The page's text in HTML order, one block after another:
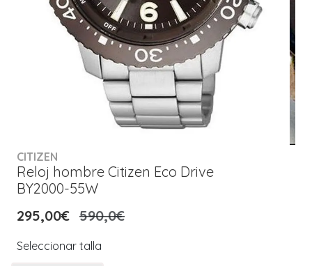
CITIZEN
Reloj hombre Citizen Eco Drive
BY2000-55W
295,00€ 590,0€
Seleccionar talla